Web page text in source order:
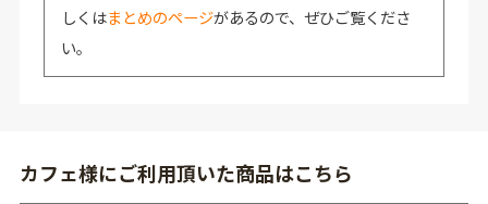
しくはまとめのページがあるので、ぜひご覧くださ
い。
カフェ様にご利用頂いた商品はこちら